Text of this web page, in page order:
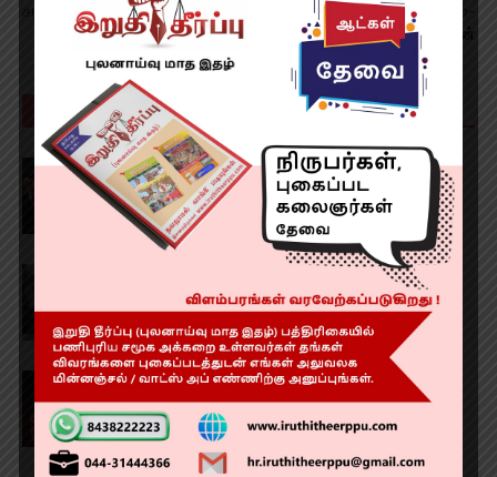
சாம்பியன்ஷிப் தொடரில் வெற்றி!
காசு வாங்கி சாப்பிடுகிறோம்-
இயக்குநர் மிஷ்கின்
RELATED ARTICLES MORE FROM AUTHOR
‘டான்ஸ் டான் 2’
அடுத்து முதல்வர் விஜய் யின் வாழ்க்கை
படமா?!
ஜனநாயகன் விமர்சனம் RATING 2.9/5